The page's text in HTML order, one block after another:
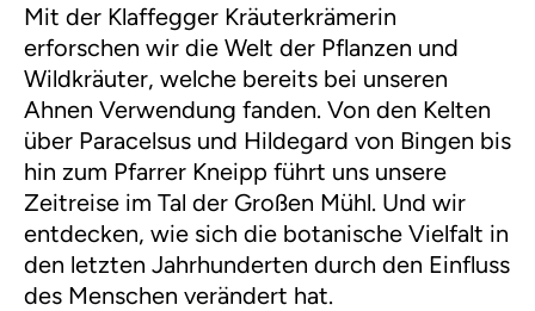
Mit der Klaffegger Kräuterkrämerin
erforschen wir die Welt der Pflanzen und
Wildkräuter, welche bereits bei unseren
Ahnen Verwendung fanden. Von den Kelten
über Paracelsus und Hildegard von Bingen bis
hin zum Pfarrer Kneipp führt uns unsere
Zeitreise im Tal der Großen Mühl. Und wir
entdecken, wie sich die botanische Vielfalt in
den letzten Jahrhunderten durch den Einfluss
des Menschen verändert hat.